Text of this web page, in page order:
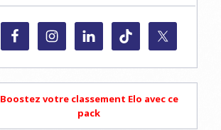
Boostez votre classement Elo avec ce
pack